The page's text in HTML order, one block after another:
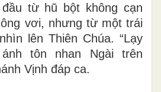
từ hũ bột không cạn
vơi, nhưng từ một trái
lên Thiên Chúa. “Lạy
tôn nhan Ngài trên
Vịnh đáp ca.